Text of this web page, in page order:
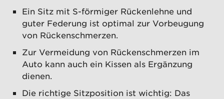
Ein Sitz mit S-förmiger Rückenlehne und
guter Federung ist optimal zur Vorbeugung
von Rückenschmerzen.
Zur Vermeidung von Rückenschmerzen im
Auto kann auch ein Kissen als Ergänzung
dienen.
Die richtige Sitzposition ist wichtig: Das